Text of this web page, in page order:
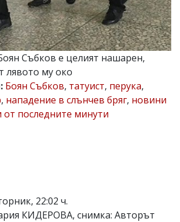
Събков е целият нашарен,
лявото му око
Боян Събков, татуист, перука,
, нападение в слънчев бряг, новини
от последните минути
22:02 ч.
КИДЕРОВА, снимка: Авторът